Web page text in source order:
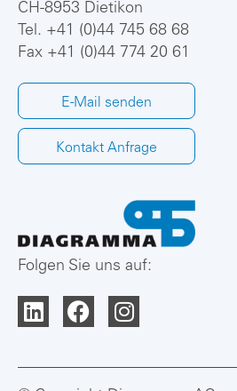
CH-8953 Dietikon
Tel. +41 (0)44 745 68 68
Fax +41 (0)44 774 20 61
E-Mail senden
Kontakt Anfrage
Folgen Sie uns auf: